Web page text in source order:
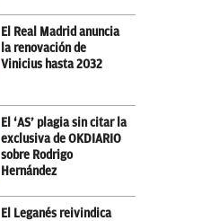
El Real Madrid anuncia
la renovación de
Vinicius hasta 2032
El ‘AS’ plagia sin citar la
exclusiva de OKDIARIO
sobre Rodrigo
Hernández
El Leganés reivindica